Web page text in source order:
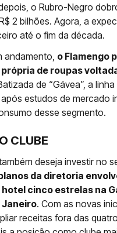
o Rubro-Negro
2 bilhões. Agora, a
até o fim da década.
andamento, o Flamengo
de roupas
de “Gávea”, a
estudos de mercado
desse segmento.
CLUBE
deseja investir no
da diretoria
cinco estrelas na
Janeiro. Com as novas
receitas fora das